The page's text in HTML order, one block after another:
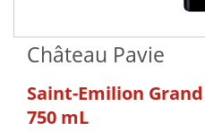
Château Pavie
Saint-Emilion Grand
750 mL